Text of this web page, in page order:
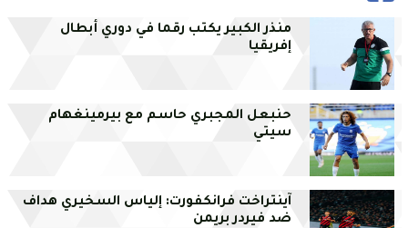
منذر الكبير يكتب رقما في دوري أبطال
إفريقيا
حنبعل المجبري حاسم مع بيرمينغهام
سيتي
آينتراخت فرانكفورت: إلياس السخيري هداف
ضد فيردر بريمن